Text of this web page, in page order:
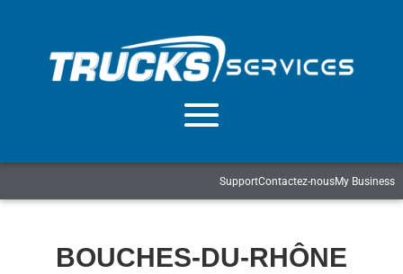
SupportContactez-nousMy Business
BOUCHES-DU-RHÔNE